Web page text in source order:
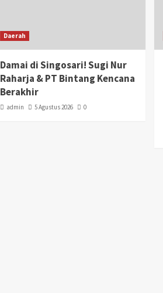
Daerah
Damai di Singosari! Sugi Nur
Raharja & PT Bintang Kencana
Berakhir
admin 5 Agustus 2026 0